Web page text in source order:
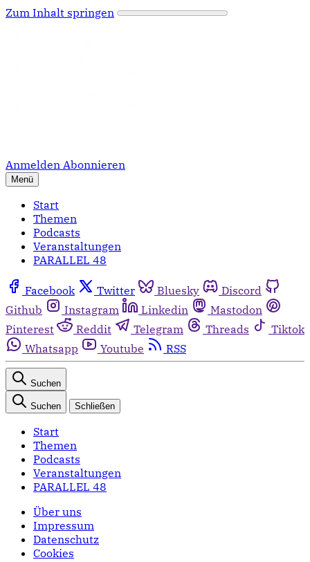
Zum Inhalt springen
Anmelden Abonnieren
Menü
Start
Themen
Podcasts
Veranstaltungen
PARALLEL 48
Facebook Twitter Bluesky
Discord
Github
Instagram Linkedin
Mastodon
Pinterest
Reddit Telegram Threads
Tiktok
Whatsapp
Youtube RSS
Suchen
Suchen Schließen
Start
Themen
Podcasts
Veranstaltungen
PARALLEL 48
Über uns
Impressum
Datenschutz
Cookies